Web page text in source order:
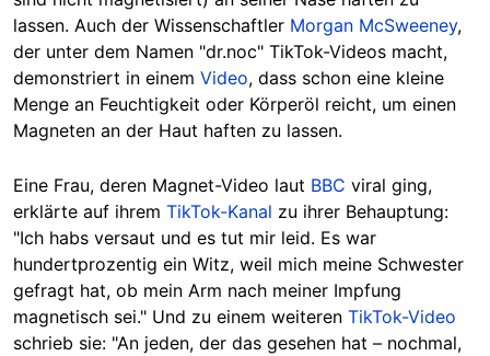
lassen. Auch der Wissenschaftler Morgan McSweeney,
der unter dem Namen "dr.noc" TikTok-Videos macht,
demonstriert in einem Video, dass schon eine kleine
Menge an Feuchtigkeit oder Körperöl reicht, um einen
Magneten an der Haut haften zu lassen.
Eine Frau, deren Magnet-Video laut BBC viral ging,
erklärte auf ihrem TikTok-Kanal zu ihrer Behauptung:
"Ich habs versaut und es tut mir leid. Es war
hundertprozentig ein Witz, weil mich meine Schwester
gefragt hat, ob mein Arm nach meiner Impfung
magnetisch sei." Und zu einem weiteren TikTok-Video
schrieb sie: "An jeden, der das gesehen hat – nochmal,